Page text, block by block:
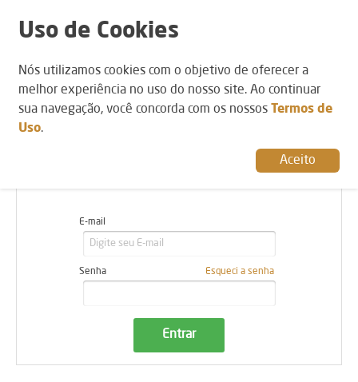
Identifique-se
E-mail
Senha Esqueci a senha
Entrar
Uso de Cookies
Nós utilizamos cookies com o objetivo de oferecer a
melhor experiência no uso do nosso site. Ao continuar
sua navegação, você concorda com os nossos
Termos de
Uso.
Aceito